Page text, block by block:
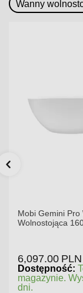
dni.
Wanny
Mobi Gemini Pro
Wolnostojąca
6,097.00 PLN
Dostępność:
magazynie.
dni.